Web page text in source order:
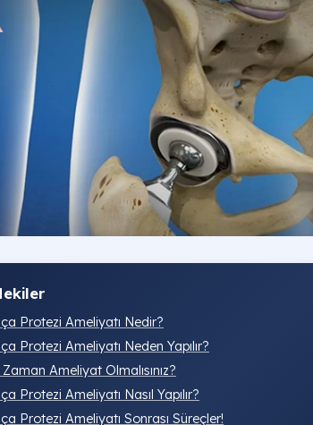
Protezi Ameliyatı Nedir?
Protezi Ameliyatı Neden Yapılır?
Ameliyat Olmalısınız?
Protezi Ameliyatı Nasıl Yapılır?
Protezi Ameliyatı Sonrası Süreçler!